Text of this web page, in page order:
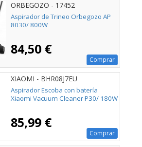
ORBEGOZO - 17452
Aspirador de Trineo Orbegozo AP
8030/ 800W
84,50 €
Comprar
XIAOMI - BHR08J7EU
Aspirador Escoba con batería
Xiaomi Vacuum Cleaner P30/ 180W
85,99 €
Comprar